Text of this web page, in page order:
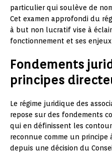
particulier qui soulève de
Cet examen approfondi du
à but non lucratif vise à
fonctionnement et ses
Fondements
principes
Le régime juridique des
repose sur des fondements
qui en définissent les
reconnue comme un
depuis une décision du